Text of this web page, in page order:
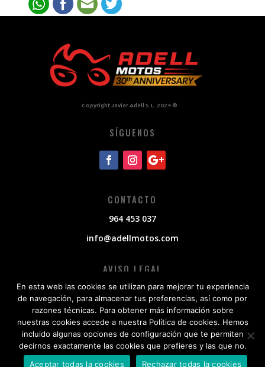
Copyright Javier Adell S.L. 2024 ®
SÍGUENOS
CONTACTO
964 453 037
info@adellmotos.com
AVISO LEGAL
Política de privacidad
Política de cookies
En esta web las cookies se utilizan para mejorar tu experiencia
de navegación, para almacenar tus preferencias, así como por
razones técnicas. Para obtener más información sobre
nuestras cookies accede a nuestra Política de cookies. Hemos
incluido algunas opciones de configuración que te permiten
decirnos exactamente las cookies que prefieres y las que no.
Aceptar todas la cookies
Rechazar todas la cookies